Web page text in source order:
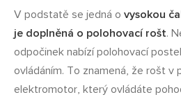
V podstatě se jedná o vysokou
je doplněná o polohovací rošt.
odpočinek nabízí polohovací
ovládáním. To znamená, že rošt v
elektromotor, který ovládáte